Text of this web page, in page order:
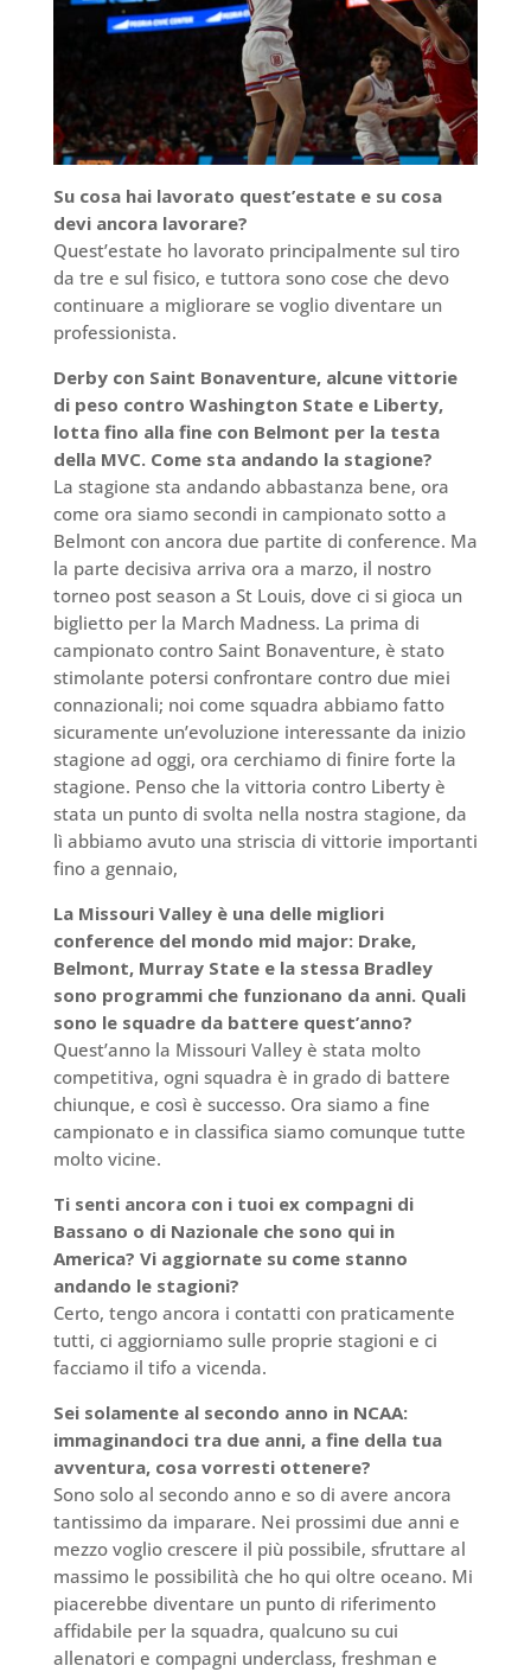
Su cosa hai lavorato quest’estate e su cosa
devi ancora lavorare?
Quest’estate ho lavorato principalmente sul tiro
da tre e sul fisico, e tuttora sono cose che devo
continuare a migliorare se voglio diventare un
professionista.
Derby con Saint Bonaventure, alcune vittorie
di peso contro Washington State e Liberty,
lotta fino alla fine con Belmont per la testa
della MVC. Come sta andando la stagione?
La stagione sta andando abbastanza bene, ora
come ora siamo secondi in campionato sotto a
Belmont con ancora due partite di conference. Ma
la parte decisiva arriva ora a marzo, il nostro
torneo post season a St Louis, dove ci si gioca un
biglietto per la March Madness. La prima di
campionato contro Saint Bonaventure, è stato
stimolante potersi confrontare contro due miei
connazionali; noi come squadra abbiamo fatto
sicuramente un’evoluzione interessante da inizio
stagione ad oggi, ora cerchiamo di finire forte la
stagione. Penso che la vittoria contro Liberty è
stata un punto di svolta nella nostra stagione, da
lì abbiamo avuto una striscia di vittorie importanti
fino a gennaio,
La Missouri Valley è una delle migliori
conference del mondo mid major: Drake,
Belmont, Murray State e la stessa Bradley
sono programmi che funzionano da anni. Quali
sono le squadre da battere quest’anno?
Quest’anno la Missouri Valley è stata molto
competitiva, ogni squadra è in grado di battere
chiunque, e così è successo. Ora siamo a fine
campionato e in classifica siamo comunque tutte
molto vicine.
Ti senti ancora con i tuoi ex compagni di
Bassano o di Nazionale che sono qui in
America? Vi aggiornate su come stanno
andando le stagioni?
Certo, tengo ancora i contatti con praticamente
tutti, ci aggiorniamo sulle proprie stagioni e ci
facciamo il tifo a vicenda.
Sei solamente al secondo anno in NCAA:
immaginandoci tra due anni, a fine della tua
avventura, cosa vorresti ottenere?
Sono solo al secondo anno e so di avere ancora
tantissimo da imparare. Nei prossimi due anni e
mezzo voglio crescere il più possibile, sfruttare al
massimo le possibilità che ho qui oltre oceano. Mi
piacerebbe diventare un punto di riferimento
affidabile per la squadra, qualcuno su cui
allenatori e compagni underclass, freshman e